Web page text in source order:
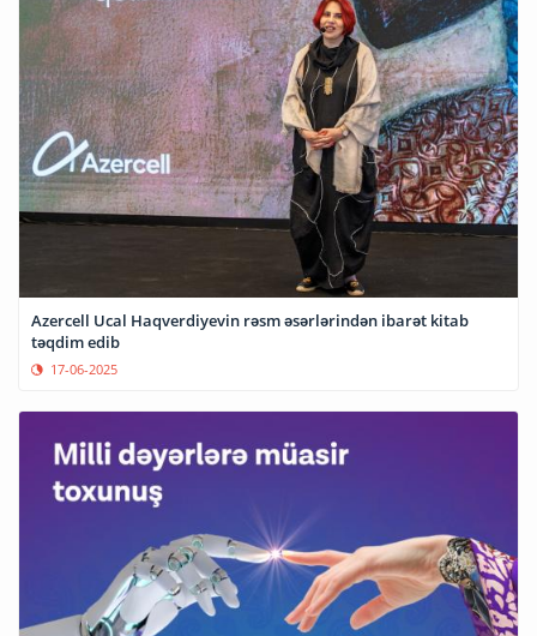
Azercell Ucal Haqverdiyevin rəsm əsərlərindən ibarət kitab
təqdim edib
17-06-2025